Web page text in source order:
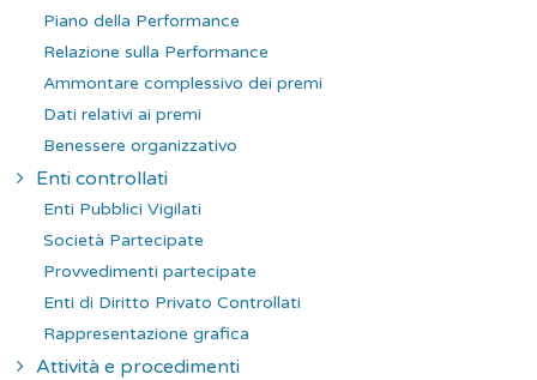
Piano della Performance
Relazione sulla Performance
Ammontare complessivo dei premi
Dati relativi ai premi
Benessere organizzativo
Enti controllati
Enti Pubblici Vigilati
Società Partecipate
Provvedimenti partecipate
Enti di Diritto Privato Controllati
Rappresentazione grafica
Attività e procedimenti